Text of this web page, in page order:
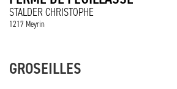
STALDER CHRISTOPHE
1217 Meyrin
GROSEILLES